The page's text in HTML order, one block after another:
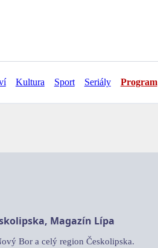
Kultura Sport Seriály Program
Magazín Lípa
Bor a celý region Českolipska.